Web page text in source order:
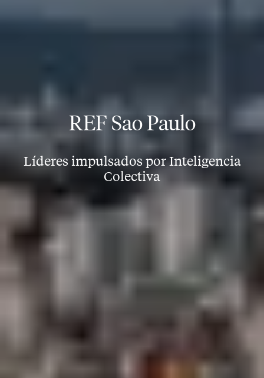
REF Sao Paulo
Líderes impulsados por Inteligencia
Colectiva